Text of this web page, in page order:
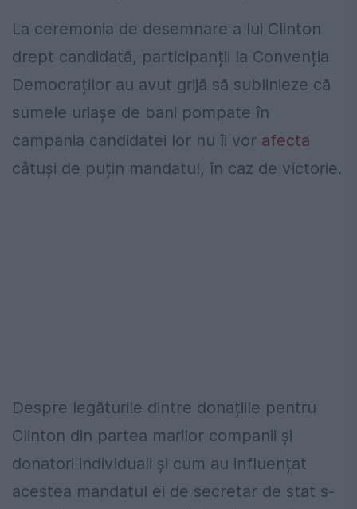
La ceremonia de desemnare a lui Clinton
drept candidată, participanții la Convenția
Democraților au avut grijă să sublinieze că
sumele uriașe de bani pompate în
campania candidatei lor nu îi vor afecta
câtuși de puțin mandatul, în caz de victorie.
Despre legăturile dintre donațiile pentru
Clinton din partea marilor companii și
donatori individuali și cum au influențat
acestea mandatul ei de secretar de stat s-